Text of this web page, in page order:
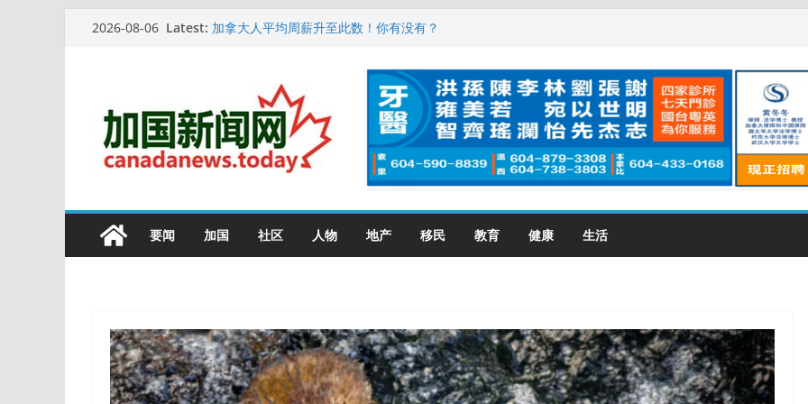
2026-08-06 Latest: 10万人排队入籍加拿大！美占一半，现在申请要等19个月
特鲁多半裸与水果姐海滩激吻! 热恋一年感情持续升温
更多名校恢复SAT 考试，新学年大学申请开跑7个大不同
要闻 加国 社区 人物 地产 移民 教育 健康 生活